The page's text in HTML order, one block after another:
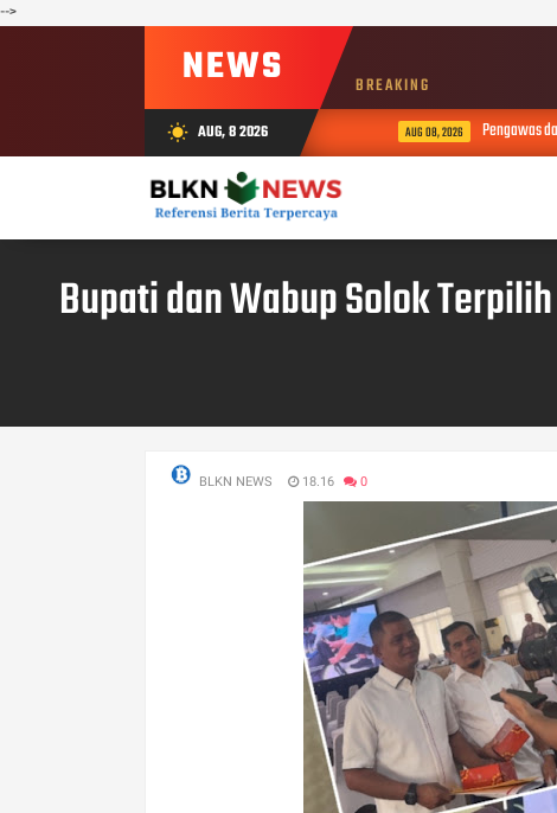
-->
NEWS BREAKING
wb_sunny AUG, 8 2026 AUG 08, 2026 Pengawas dan
Bupati dan Wabup Solok
BLKN NEWS 18.16 0